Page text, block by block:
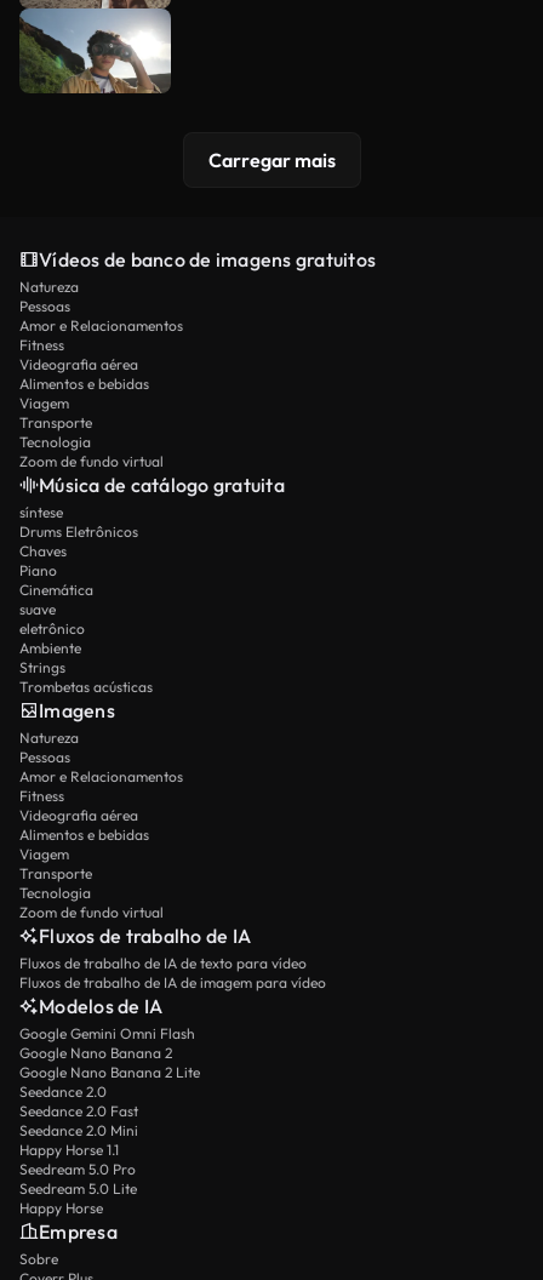
Carregar mais
Vídeos de banco de imagens gratuitos
Natureza
Pessoas
Amor e Relacionamentos
Fitness
Videografia aérea
Alimentos e bebidas
Viagem
Transporte
Tecnologia
Zoom de fundo virtual
Música de catálogo gratuita
síntese
Drums Eletrônicos
Chaves
Piano
Cinemática
suave
eletrônico
Ambiente
Strings
Trombetas acústicas
Imagens
Natureza
Pessoas
Amor e Relacionamentos
Fitness
Videografia aérea
Alimentos e bebidas
Viagem
Transporte
Tecnologia
Zoom de fundo virtual
Fluxos de trabalho de IA
Fluxos de trabalho de IA de texto para vídeo
Fluxos de trabalho de IA de imagem para vídeo
Modelos de IA
Google Gemini Omni Flash
Google Nano Banana 2
Google Nano Banana 2 Lite
Seedance 2.0
Seedance 2.0 Fast
Seedance 2.0 Mini
Happy Horse 1.1
Seedream 5.0 Pro
Seedream 5.0 Lite
Happy Horse
Empresa
Sobre